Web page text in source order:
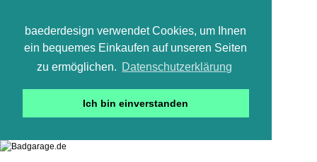
baederdesign verwendet Cookies, um Ihnen
ein bequemes Einkaufen auf unseren Seiten
zu ermöglichen. Datenschutzerklärung
Ich bin einverstanden